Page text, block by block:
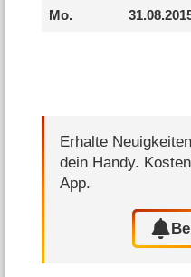
Mo.
Erhalte
dein Handy.
App.